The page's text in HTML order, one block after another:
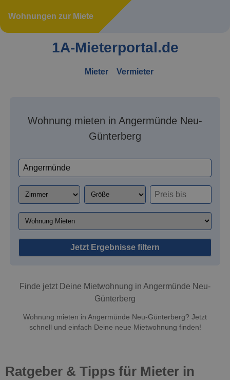
Wohnungen zur Miete
1A-Mieterportal.de
Mieter Vermieter
Wohnung mieten in Angermünde Neu-
Günterberg
Jetzt Ergebnisse filtern
Finde jetzt Deine Mietwohnung in Angermünde Neu-
Günterberg
Wohnung mieten in Angermünde Neu-Günterberg? Jetzt
schnell und einfach Deine neue Mietwohnung finden!
Ratgeber & Tipps für Mieter in